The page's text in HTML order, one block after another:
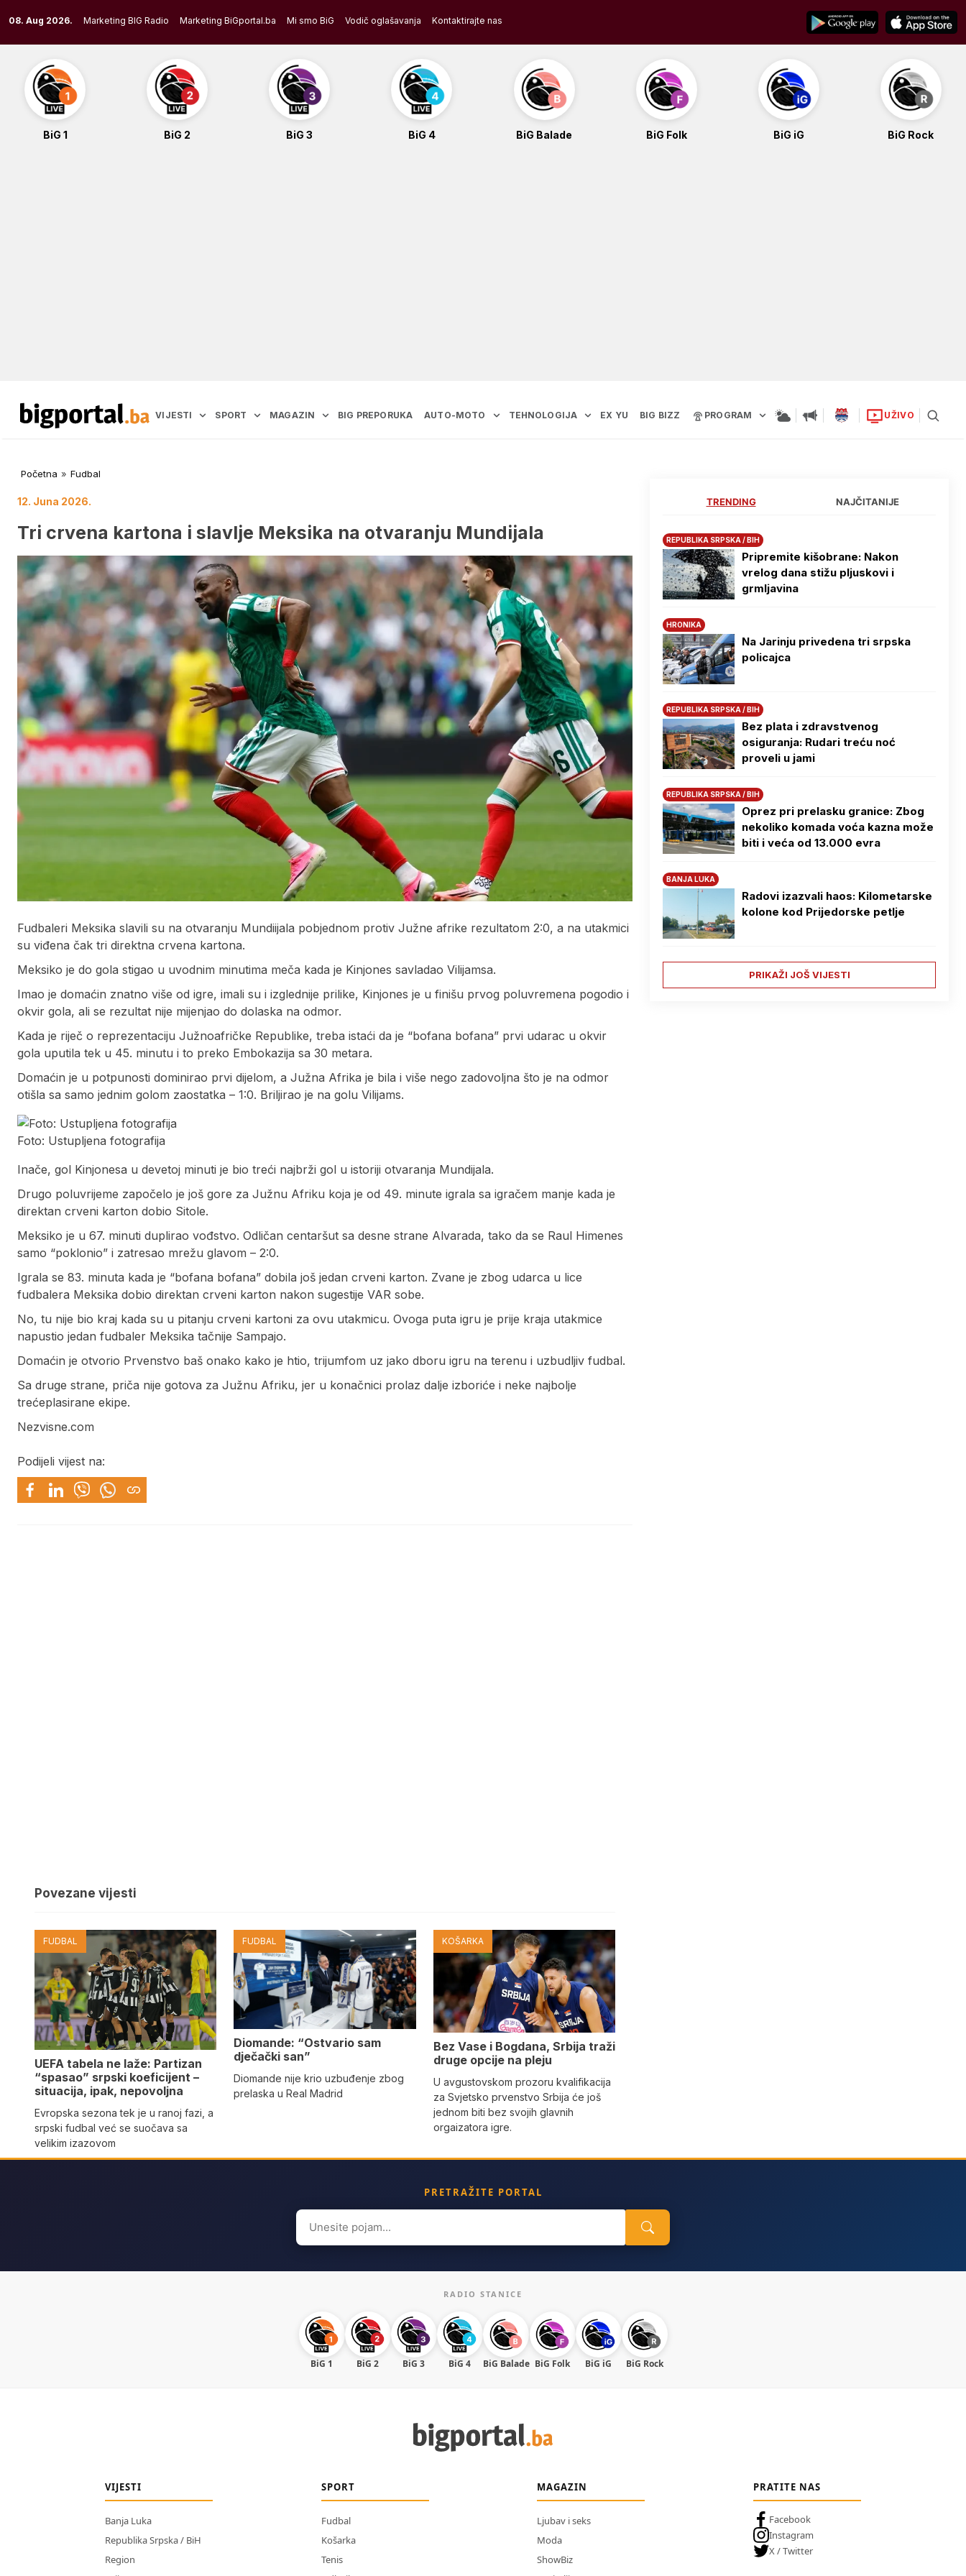
to
content
08. Aug 2026. Marketing BIG Radio Marketing BiGportal.ba Mi smo BiG Vodič oglašavanja Kontaktirajte nas
BiG 1 BiG 2 BiG 3 BiG 4 BiG Balade BiG Folk BiG iG BiG Rock
VIJESTI SPORT MAGAZIN BIG PREPORUKA AUTO-MOTO TEHNOLOGIJA EX YU BIG BIZZ PROGRAM UŽIVO
Početna » Fudbal
12. Juna 2026.
Tri crvena kartona i slavlje Meksika na otvaranju Mundijala
Fudbaleri Meksika slavili su na otvaranju Mundiijala pobjednom protiv Južne afrike rezultatom 2:0, a na utakmici
su viđena čak tri direktna crvena kartona.
Meksiko je do gola stigao u uvodnim minutima meča kada je Kinjones savladao Vilijamsa.
Imao je domaćin znatno više od igre, imali su i izglednije prilike, Kinjones je u finišu prvog poluvremena pogodio i
okvir gola, ali se rezultat nije mijenjao do dolaska na odmor.
Kada je riječ o reprezentaciju Južnoafričke Republike, treba istaći da je “bofana bofana” prvi udarac u okvir
gola uputila tek u 45. minutu i to preko Embokazija sa 30 metara.
Domaćin je u potpunosti dominirao prvi dijelom, a Južna Afrika je bila i više nego zadovoljna što je na odmor
otišla sa samo jednim golom zaostatka – 1:0. Briljirao je na golu Vilijams.
Foto: Ustupljena fotografija
Inače, gol Kinjonesa u devetoj minuti je bio treći najbrži gol u istoriji otvaranja Mundijala.
Drugo poluvrijeme započelo je još gore za Južnu Afriku koja je od 49. minute igrala sa igračem manje kada je
direktan crveni karton dobio Sitole.
Meksiko je u 67. minuti duplirao vođstvo. Odličan centaršut sa desne strane Alvarada, tako da se Raul Himenes
samo “poklonio” i zatresao mrežu glavom – 2:0.
Igrala se 83. minuta kada je “bofana bofana” dobila još jedan crveni karton. Zvane je zbog udarca u lice
fudbalera Meksika dobio direktan crveni karton nakon sugestije VAR sobe.
No, tu nije bio kraj kada su u pitanju crveni kartoni za ovu utakmicu. Ovoga puta igru je prije kraja utakmice
napustio jedan fudbaler Meksika tačnije Sampajo.
Domaćin je otvorio Prvenstvo baš onako kako je htio, trijumfom uz jako dboru igru na terenu i uzbudljiv fudbal.
Sa druge strane, priča nije gotova za Južnu Afriku, jer u konačnici prolaz dalje izboriće i neke najbolje
trećeplasirane ekipe.
Nezvisne.com
Podijeli vijest na:
Povezane vijesti
FUDBAL
UEFA tabela ne laže: Partizan
“spasao” srpski koeficijent –
situacija, ipak, nepovoljna
Evropska sezona tek je u ranoj fazi, a
srpski fudbal već se suočava sa
velikim izazovom
FUDBAL
Diomande: “Ostvario sam
dječački san”
Diomande nije krio uzbuđenje zbog
prelaska u Real Madrid
KOŠARKA
Bez Vase i Bogdana, Srbija traži
druge opcije na pleju
U avgustovskom prozoru kvalifikacija
za Svjetsko prvenstvo Srbija će još
jednom biti bez svojih glavnih
orgaizatora igre.
TRENDING NAJČITANIJE
REPUBLIKA SRPSKA / BIH
Pripremite kišobrane: Nakon
vrelog dana stižu pljuskovi i
grmljavina
HRONIKA
Na Јarinju privedena tri srpska
policajca
REPUBLIKA SRPSKA / BIH
Bez plata i zdravstvenog
osiguranja: Rudari treću noć
proveli u jami
REPUBLIKA SRPSKA / BIH
Oprez pri prelasku granice: Zbog
nekoliko komada voća kazna može
biti i veća od 13.000 evra
BANJA LUKA
Radovi izazvali haos: Kilometarske
kolone kod Prijedorske petlje
PRIKAŽI JOŠ VIJESTI
PRETRAŽITE PORTAL
Search
for:
RADIO STANICE
BiG 1 BiG 2 BiG 3 BiG 4 BiG Balade BiG Folk BiG iG BiG Rock
VIJESTI
Banja Luka
Republika Srpska / BiH
Region
SPORT
Fudbal
Košarka
Tenis
MAGAZIN
Ljubav i seks
Moda
ShowBiz
PRATITE NAS
Facebook
Instagram
X / Twitter